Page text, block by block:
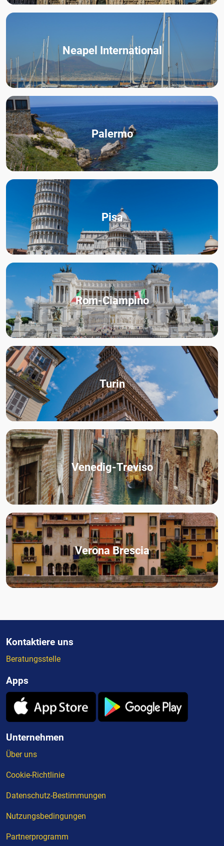
Neapel International
Palermo
Pisa
Rom-Ciampino
Turin
Venedig-Treviso
Verona Brescia
Kontaktiere uns
Beratungsstelle
Apps
Unternehmen
Über uns
Cookie-Richtlinie
Datenschutz-Bestimmungen
Nutzungsbedingungen
Partnerprogramm